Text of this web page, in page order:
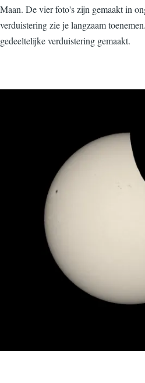
Maan. De vier foto's zijn gemaakt in
verduistering zie je langzaam
gedeeltelijke verduistering gemaakt.